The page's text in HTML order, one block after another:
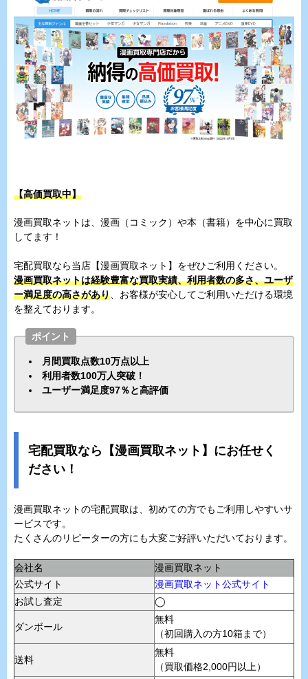
【高価買取中】
漫画買取ネットは、漫画（コミック）や本（書籍）を中心に買取
してます！
宅配買取なら当店【漫画買取ネット】をぜひご利用ください。
漫画買取ネットは経験豊富な買取実績、利用者数の多さ、ユーザ
ー満足度の高さがあり、お客様が安心してご利用いただける環境
を整えております。
ポイント
月間買取点数10万点以上
利用者数100万人突破！
ユーザー満足度97％と高評価
宅配買取なら【漫画買取ネット】にお任せく
ださい！
漫画買取ネットの宅配買取は、初めての方でもご利用しやすいサ
ービスです。
たくさんのリピーターの方にも大変ご好評いただいております。
会社名
漫画買取ネット
公式サイト
漫画買取ネット公式サイト
お試し査定
◯
ダンボール
無料
（初回購入の方10箱まで）
送料
無料
（買取価格2,000円以上）